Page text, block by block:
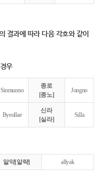
결과에 따라 다음 각호와 같이
우
Sinmunno
종로
[종노]
Jongno
Byeollae
신라
[실라]
Silla
알약[알략] allyak